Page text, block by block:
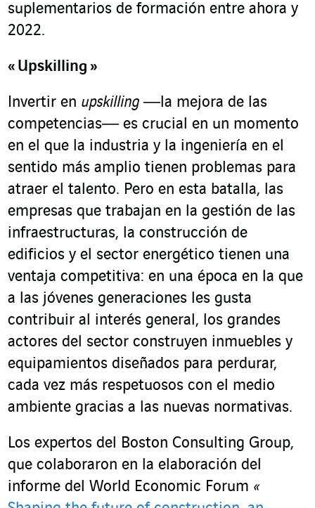
suplementarios de formación entre ahora y
2022.
« Upskilling »
Invertir en upskilling ―la mejora de las
competencias― es crucial en un momento
en el que la industria y la ingeniería en el
sentido más amplio tienen problemas para
atraer el talento. Pero en esta batalla, las
empresas que trabajan en la gestión de las
infraestructuras, la construcción de
edificios y el sector energético tienen una
ventaja competitiva: en una época en la que
a las jóvenes generaciones les gusta
contribuir al interés general, los grandes
actores del sector construyen inmuebles y
equipamientos diseñados para perdurar,
cada vez más respetuosos con el medio
ambiente gracias a las nuevas normativas.
Los expertos del Boston Consulting Group,
que colaboraron en la elaboración del
informe del World Economic Forum «